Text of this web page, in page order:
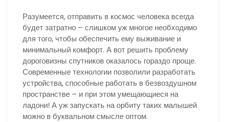
Разумеется, отправить в космос человека всегда
будет затратно – слишком уж многое необходимо
для того, чтобы обеспечить ему выживание и
минимальный комфорт. А вот решить проблему
дороговизны спутников оказалось гораздо проще.
Современные технологии позволили разработать
устройства, способные работать в безвоздушном
пространстве – и при этом умещающиеся на
ладони! А уж запускать на орбиту таких малышей
можно в буквальном смысле оптом.